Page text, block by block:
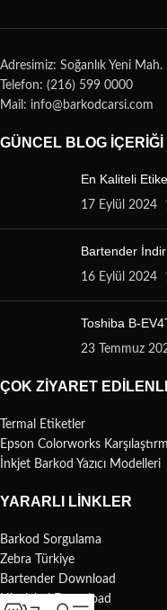
Adresimiz: Soğanlık Yeni
Telefon: (216) 599 0000
Mail: info@barkodcarsi.com
GÜNCEL BLOG İÇERIĞI
En Kaliteli
17 Eylül 2024
Bartender İndir
16 Eylül 2024
Toshiba B-
23 Temmuz
ÇOK ZIYARET
Termal Etiketler
Epson Colorworks
İnkjet Barkod Yazıcı Modelleri
YARARLI LINKLER
Barkod Sorgulama
Zebra Türkiye
Bartender Download
Nicelabel Download